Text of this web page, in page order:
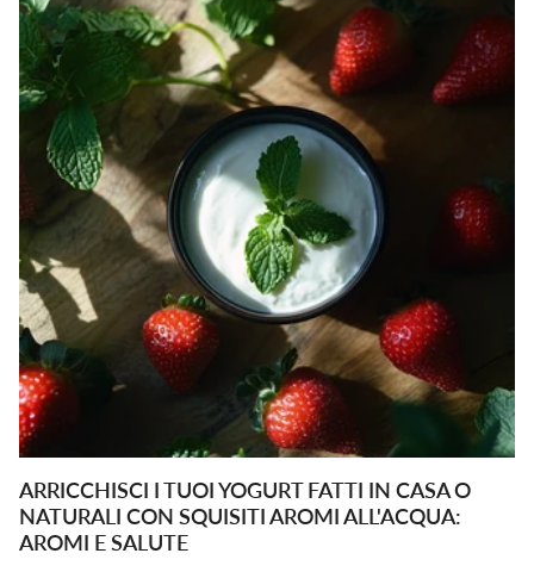
ARRICCHISCI I TUOI YOGURT FATTI IN CASA O
NATURALI CON SQUISITI AROMI ALL'ACQUA:
AROMI E SALUTE